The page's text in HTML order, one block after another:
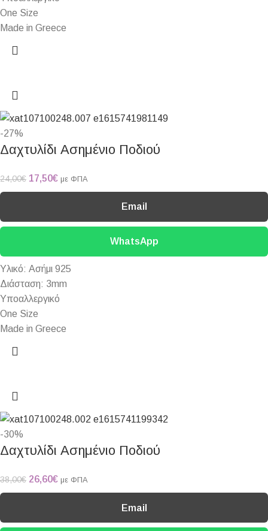
One Size
Made in Greece
-27%
Δαχτυλίδι Ασημένιο Ποδιού
24,00€ 17,50€ με ΦΠΑ
Email
WhatsApp
Υλικό: Ασήμι 925
Διάσταση: 3mm
Υποαλλεργικό
One Size
Made in Greece
-30%
Δαχτυλίδι Ασημένιο Ποδιού
38,00€ 26,60€ με ΦΠΑ
Email